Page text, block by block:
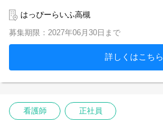
はっぴーらいふ高槻
募集期限：2027年06月30日まで
詳しくはこちら
看護師 正社員